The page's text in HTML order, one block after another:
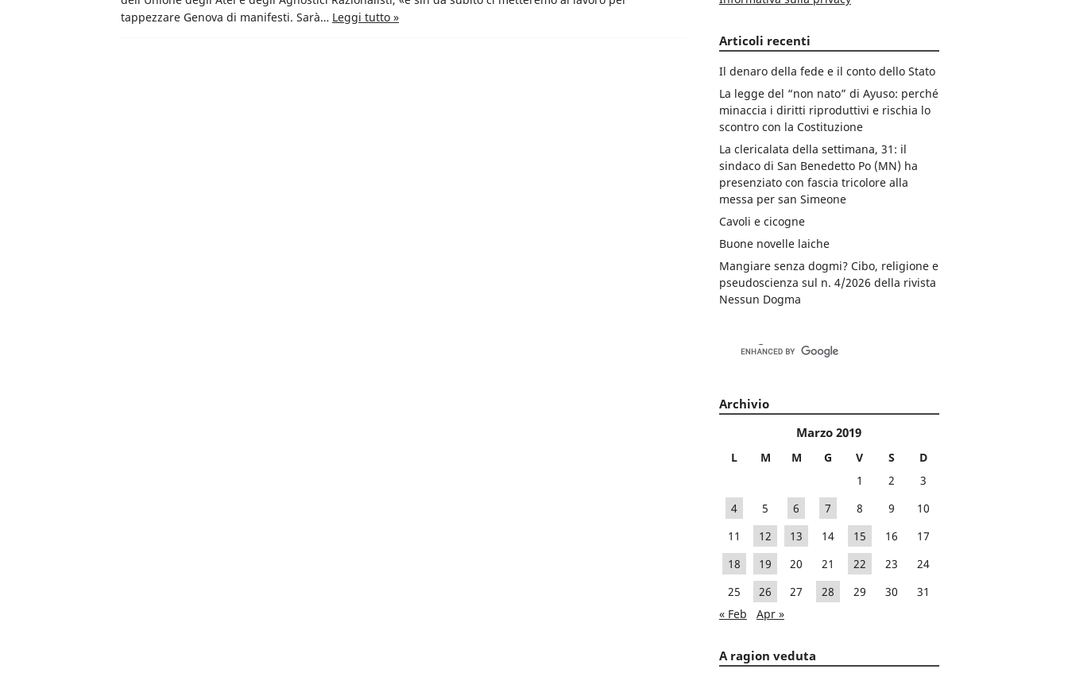
tappezzare Genova di manifesti. Sarà… Leggi tutto »
Articoli recenti
Il denaro della fede e il conto dello Stato
La legge del “non nato” di Ayuso: perché
minaccia i diritti riproduttivi e rischia lo
scontro con la Costituzione
La clericalata della settimana, 31: il
sindaco di San Benedetto Po (MN) ha
presenziato con fascia tricolore alla
messa per san Simeone
Cavoli e cicogne
Buone novelle laiche
Mangiare senza dogmi? Cibo, religione e
pseudoscienza sul n. 4/2026 della rivista
Nessun Dogma
Archivio
Marzo 2019
L M M G V S
D
1
2
3
4
5 6 7 8 9
10
11
12 13 14 15 16
17
18
19 20 21 22 23
24
25
26 27 28 29 30
31
« Feb
Apr »
A ragion veduta